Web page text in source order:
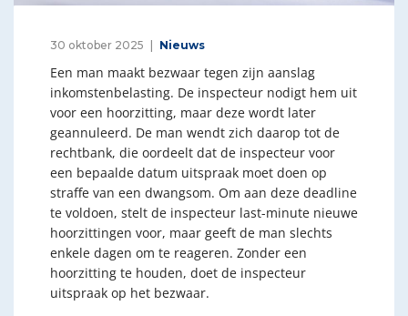
30 oktober 2025 Nieuws
Een man maakt bezwaar tegen zijn aanslag
inkomstenbelasting. De inspecteur nodigt hem uit
voor een hoorzitting, maar deze wordt later
geannuleerd. De man wendt zich daarop tot de
rechtbank, die oordeelt dat de inspecteur voor
een bepaalde datum uitspraak moet doen op
straffe van een dwangsom. Om aan deze deadline
te voldoen, stelt de inspecteur last-minute nieuwe
hoorzittingen voor, maar geeft de man slechts
enkele dagen om te reageren. Zonder een
hoorzitting te houden, doet de inspecteur
uitspraak op het bezwaar.